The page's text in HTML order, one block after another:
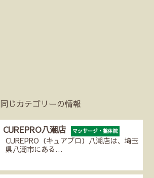
同じカテゴリーの情報
CUREPRO八潮店 マッサージ・整体院
CUREPRO（キュアプロ）八潮店は、埼玉
県八潮市にある…